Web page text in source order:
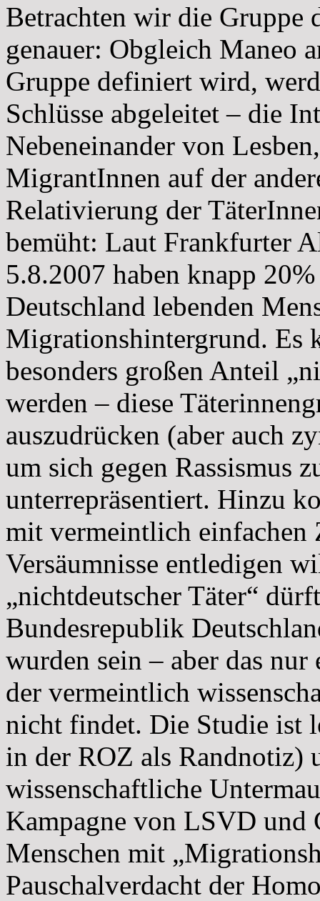
Betrachten wir die Gruppe
genauer: Obgleich Maneo
Gruppe definiert wird,
Schlüsse abgeleitet – die
Nebeneinander von
MigrantInnen auf der
Relativierung der
bemüht: Laut Frankfurter
5.8.2007 haben knapp
Deutschland lebenden
Migrationshintergrund. Es
besonders großen Anteil
werden – diese
auszudrücken (aber auch
um sich gegen Rassismus
unterrepräsentiert. Hinzu
mit vermeintlich einfachen
Versäumnisse entledigen
„nichtdeutscher Täter“
Bundesrepublik
wurden sein – aber das
der vermeintlich
nicht findet. Die Studie ist
in der ROZ als Randnotiz)
wissenschaftliche
Kampagne von LSVD und
Menschen mit
Pauschalverdacht der